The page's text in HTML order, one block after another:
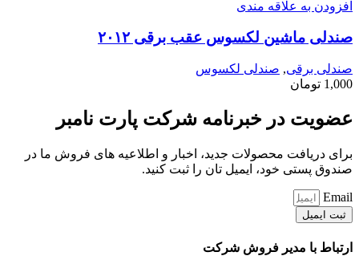
افزودن به علاقه مندی
صندلی ماشین لکسوس عقب برقی ۲۰۱۲
صندلی برقی, صندلی لکسوس
1,000 تومان
عضویت در خبرنامه شرکت پارت نامبر
برای دریافت محصولات جدید، اخبار و اطلاعیه های فروش ما در
صندوق پستی خود، ایمیل تان را ثبت کنید.
Email
ثبت ایمیل
ارتباط با مدیر فروش شرکت